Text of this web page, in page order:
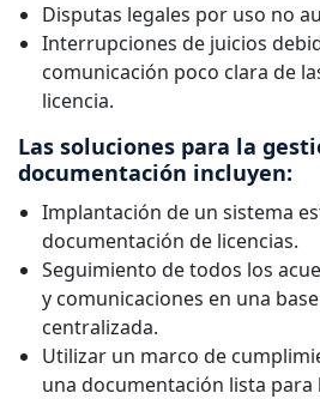
Disputas legales por uso no
Interrupciones de juicios
comunicación poco clara de
licencia.
Las soluciones para la
documentación incluyen:
Implantación de un sistema
documentación de licencias.
Seguimiento de todos los
y comunicaciones en una
centralizada.
Utilizar un marco de
una documentación lista